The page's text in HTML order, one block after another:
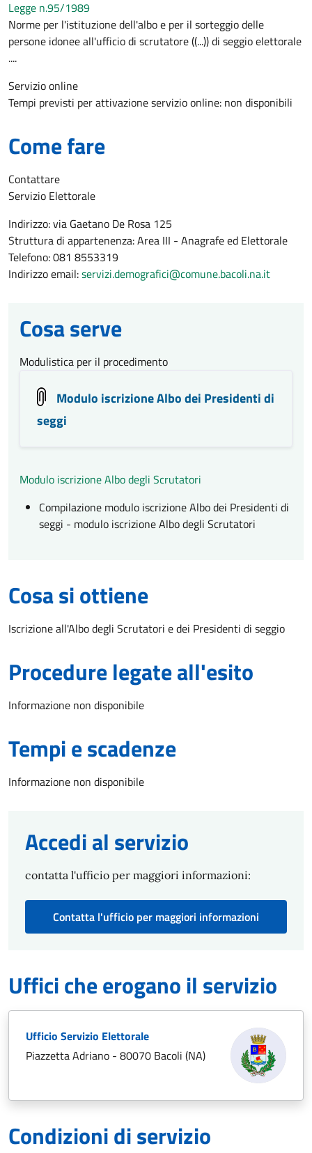
Legge n.95/1989
Norme per l'istituzione dell'albo e per il sorteggio delle
persone idonee all'ufficio di scrutatore ((...)) di seggio elettorale
....
Servizio online
Tempi previsti per attivazione servizio online: non disponibili
Come fare
Contattare
Servizio Elettorale
Indirizzo: via Gaetano De Rosa 125
Struttura di appartenenza: Area III - Anagrafe ed Elettorale
Telefono: 081 8553319
Indirizzo email:servizi.demografici@comune.bacoli.na.it
Cosa serve
Modulistica per il procedimento
Modulo iscrizione Albo dei Presidenti di
seggi
Modulo iscrizione Albo degli Scrutatori
Compilazione modulo iscrizione Albo dei Presidenti di
seggi - modulo iscrizione Albo degli Scrutatori
Cosa si ottiene
Iscrizione all'Albo degli Scrutatori e dei Presidenti di seggio
Procedure legate all'esito
Informazione non disponibile
Tempi e scadenze
Informazione non disponibile
Accedi al servizio
contatta l'ufficio per maggiori informazioni:
Contatta l'ufficio per maggiori informazioni
Uffici che erogano il servizio
Ufficio Servizio Elettorale
Piazzetta Adriano - 80070 Bacoli (NA)
Condizioni di servizio